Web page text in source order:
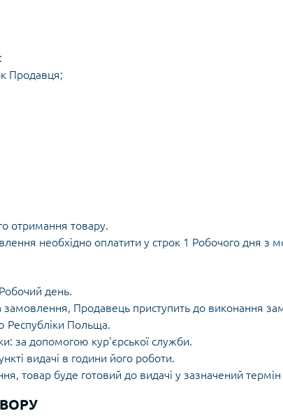
Продавця;
отримання товару.
необхідно оплатити у строк 1 Робочого дня
день.
Продавець приступить до виконання
Республіки Польща.
за допомогою кур'єрської служби.
видачі в години його роботи.
товар буде готовий до видачі у зазначений